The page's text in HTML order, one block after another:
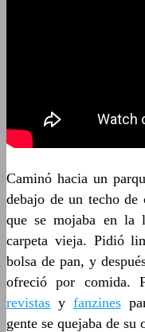
Caminó hacia un
debajo de un techo de
que se mojaba en la
carpeta vieja. Pidió
bolsa de pan, y
ofreció por comida.
revistas y fanzines
gente se quejaba de su